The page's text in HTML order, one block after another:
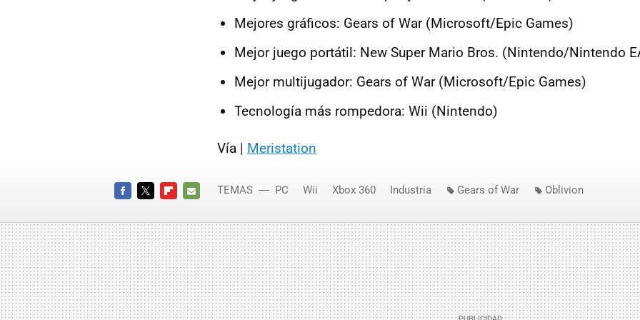
Mejores gráficos: Gears of War (Microsoft/Epic Games)
Mejor juego portátil: New Super Mario Bros. (Nintendo/Nintendo
Mejor multijugador: Gears of War (Microsoft/Epic Games)
Tecnología más rompedora: Wii (Nintendo)
Vía | Meristation
MAIL
TEMAS PC Wii Xbox 360 Industria Gears of War Oblivion